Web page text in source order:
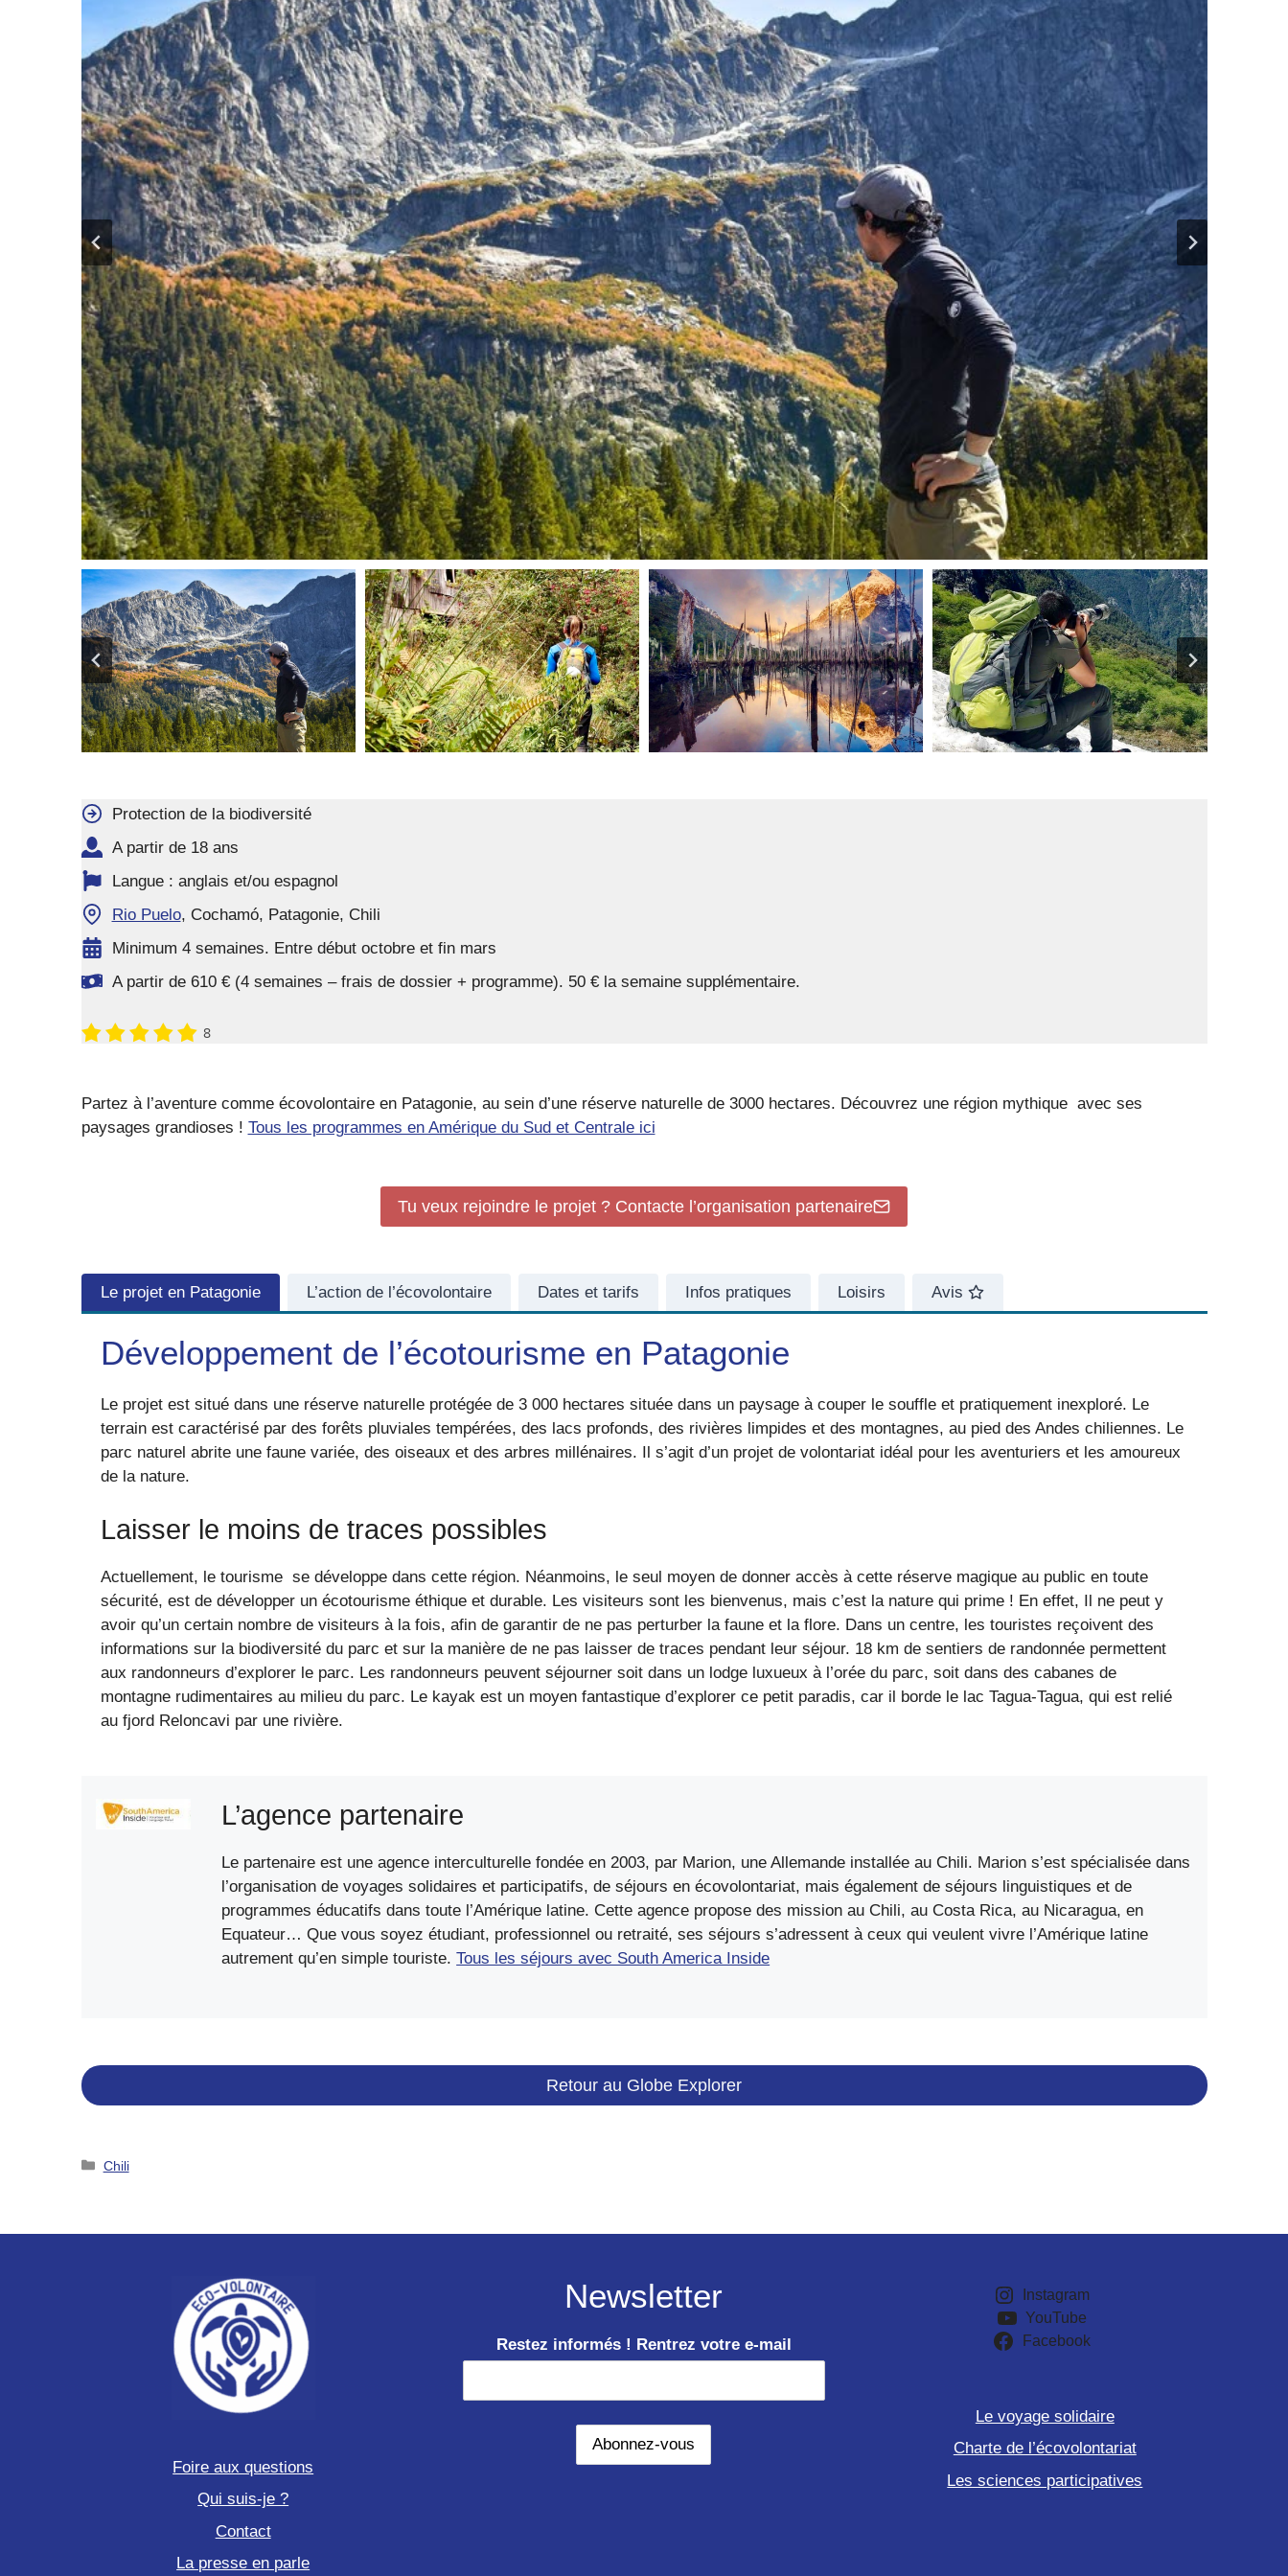
Protection de la biodiversité
A partir de 18 ans
Langue : anglais et/ou espagnol
Rio Puelo, Cochamó, Patagonie, Chili
Minimum 4 semaines. Entre début octobre et fin mars
A partir de 610 € (4 semaines – frais de dossier + programme). 50 € la semaine supplémentaire.
8
Partez à l’aventure comme écovolontaire en Patagonie, au sein d’une réserve naturelle de 3000 hectares. Découvrez une région mythique avec ses
paysages grandioses ! Tous les programmes en Amérique du Sud et Centrale ici
Tu veux rejoindre le projet ? Contacte l’organisation partenaire
Le projet en Patagonie L’action de l’écovolontaire Dates et tarifs Infos pratiques Loisirs Avis
Développement de l’écotourisme en Patagonie
Le projet est situé dans une réserve naturelle protégée de 3 000 hectares située dans un paysage à couper le souffle et pratiquement inexploré. Le
terrain est caractérisé par des forêts pluviales tempérées, des lacs profonds, des rivières limpides et des montagnes, au pied des Andes chiliennes. Le
parc naturel abrite une faune variée, des oiseaux et des arbres millénaires. Il s’agit d’un projet de volontariat idéal pour les aventuriers et les amoureux
de la nature.
Laisser le moins de traces possibles
Actuellement, le tourisme se développe dans cette région. Néanmoins, le seul moyen de donner accès à cette réserve magique au public en toute
sécurité, est de développer un écotourisme éthique et durable. Les visiteurs sont les bienvenus, mais c’est la nature qui prime ! En effet, Il ne peut y
avoir qu’un certain nombre de visiteurs à la fois, afin de garantir de ne pas perturber la faune et la flore. Dans un centre, les touristes reçoivent des
informations sur la biodiversité du parc et sur la manière de ne pas laisser de traces pendant leur séjour. 18 km de sentiers de randonnée permettent
aux randonneurs d’explorer le parc. Les randonneurs peuvent séjourner soit dans un lodge luxueux à l’orée du parc, soit dans des cabanes de
montagne rudimentaires au milieu du parc. Le kayak est un moyen fantastique d’explorer ce petit paradis, car il borde le lac Tagua-Tagua, qui est relié
au fjord Reloncavi par une rivière.
L’agence partenaire
Le partenaire est une agence interculturelle fondée en 2003, par Marion, une Allemande installée au Chili. Marion s’est spécialisée dans
l’organisation de voyages solidaires et participatifs, de séjours en écovolontariat, mais également de séjours linguistiques et de
programmes éducatifs dans toute l’Amérique latine. Cette agence propose des mission au Chili, au Costa Rica, au Nicaragua, en
Equateur… Que vous soyez étudiant, professionnel ou retraité, ses séjours s’adressent à ceux qui veulent vivre l’Amérique latine
autrement qu’en simple touriste.Tous les séjours avec South America Inside
Retour au Globe Explorer
Catégories
Chili
Foire aux questions
Qui suis-je ?
Contact
La presse en parle
Newsletter
Restez informés ! Rentrez votre e-mail
Instagram
YouTube
Facebook
Le voyage solidaire
Charte de l’écovolontariat
Les sciences participatives